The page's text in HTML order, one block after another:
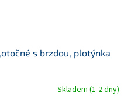
s brzdou, plotýnka
Skladem (1-2 dny)